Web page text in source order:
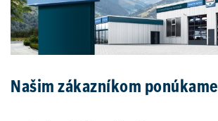
Našim zákazníkom ponúkame